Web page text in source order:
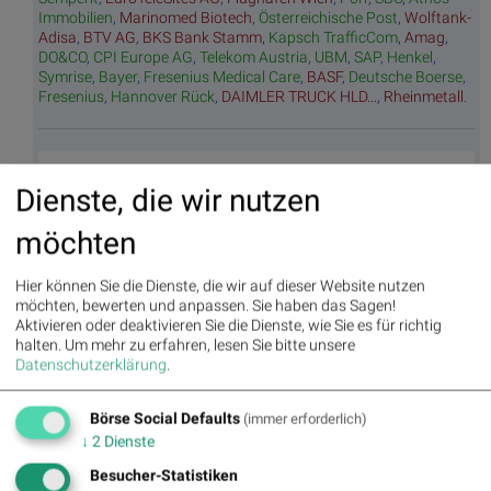
Immobilien, Marinomed Biotech, Österreichische Post, Wolftank-
Adisa, BTV AG, BKS Bank Stamm, Kapsch TrafficCom, Amag,
DO&CO, CPI Europe AG, Telekom Austria, UBM, SAP, Henkel,
Symrise, Bayer, Fresenius Medical Care, BASF, Deutsche Boerse,
Fresenius, Hannover Rück, DAIMLER TRUCK HLD..., Rheinmetall.
wichtigsten Drehscheiben zu den florierenden
Destinationen Mittel- und Osteuropas. Der Flughafen
Wien war 2016 Ausgangs- oder Endpunkt für über 23
Millionen Passagiere.
Useletter
Dienste, die wir nutzen
möchten
Hier können Sie die Dienste, die wir auf dieser Website nutzen
möchten, bewerten und anpassen. Sie haben das Sagen!
Aktivieren oder deaktivieren Sie die Dienste, wie Sie es für richtig
halten. Um mehr zu erfahren, lesen Sie bitte unsere
Datenschutzerklärung.
Börse Social Defaults (immer erforderlich)
↓ 2 Dienste
Besucher-Statistiken